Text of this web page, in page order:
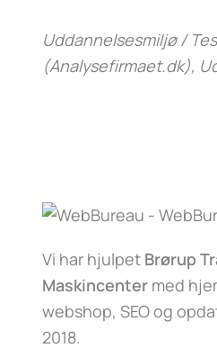
Uddannelsesmiljø /
(Analysefirmaet.dk),
Vi har hjulpet Brørup
Maskincenter med
webshop, SEO og
2018.